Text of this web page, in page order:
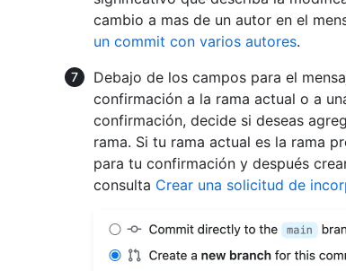
cambio a mas de un autor en el
un commit con varios autores.
Debajo de los campos para el
confirmación a la rama actual o a
confirmación, decide si deseas
rama. Si tu rama actual es la rama
para tu confirmación y después
consulta Crear una solicitud de